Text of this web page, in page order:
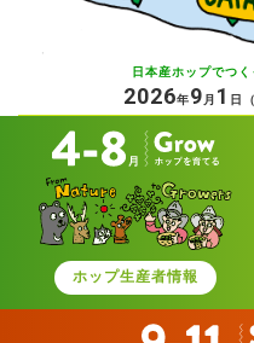
日本産ホップでつ
2026年9 月 1 日
ホップ生産者情報